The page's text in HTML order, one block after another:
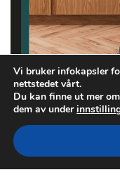
Vi bruker infokapsler
nettstedet vårt.
Du kan finne ut mer
dem av under